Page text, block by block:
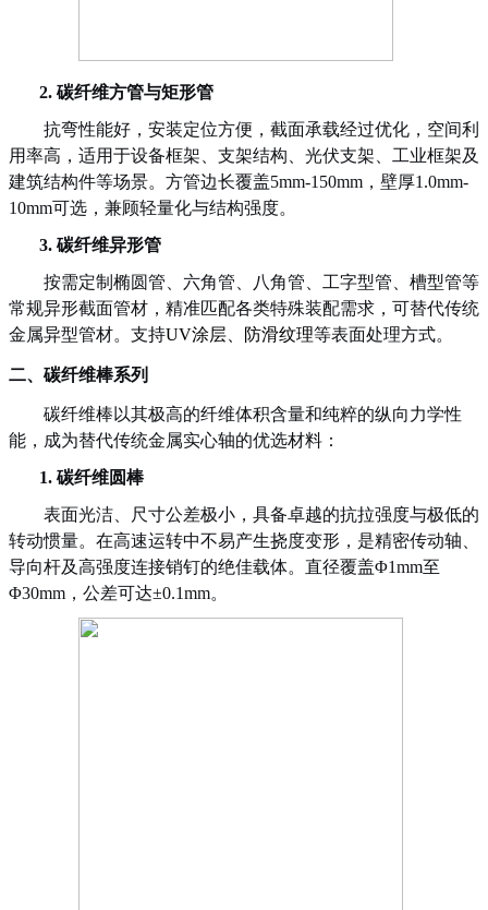
2. 碳纤维方管与矩形管
抗弯性能好，安装定位方便，截面承载经过优化，空间利
用率高，适用于设备框架、支架结构、光伏支架、工业框架及
建筑结构件等场景。方管边长覆盖5mm-150mm，壁厚1.0mm-
10mm可选，兼顾轻量化与结构强度。
3. 碳纤维异形管
按需定制椭圆管、六角管、八角管、工字型管、槽型管等
常规异形截面管材，精准匹配各类特殊装配需求，可替代传统
金属异型管材。支持UV涂层、防滑纹理等表面处理方式。
二、 碳纤维棒系列
碳纤维棒以其极高的纤维体积含量和纯粹的纵向力学性
能，成为替代传统金属实心轴的优选材料：
1. 碳纤维圆棒
表面光洁、尺寸公差极小，具备卓越的抗拉强度与极低的
转动惯量。在高速运转中不易产生挠度变形，是精密传动轴、
导向杆及高强度连接销钉的绝佳载体。 直径覆盖Φ1mm至
Φ30mm，公差可达±0.1mm。